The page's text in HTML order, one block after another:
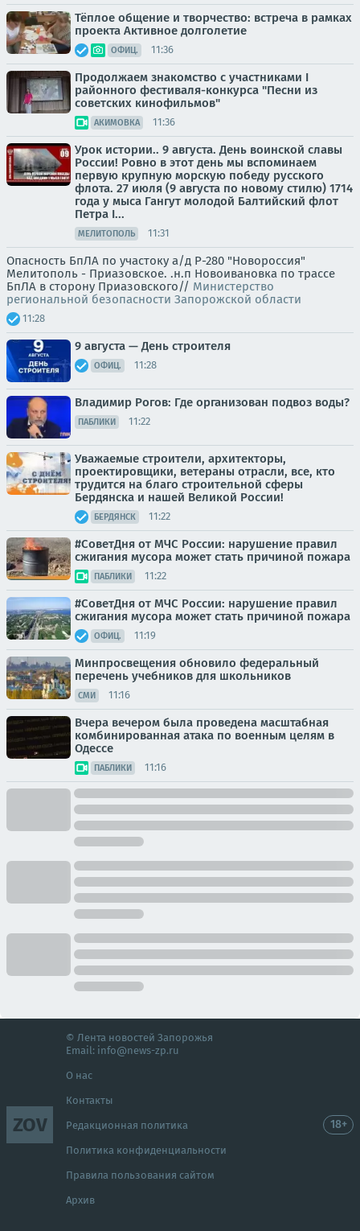
Тёплое общение и творчество: встреча в рамках
проекта Активное долголетие
ОФИЦ. 11:36
Продолжаем знакомство с участниками I
районного фестиваля-конкурса "Песни из
советских кинофильмов"
АКИМОВКА 11:36
Урок истории.. 9 августа. День воинской славы
России! Ровно в этот день мы вспоминаем
первую крупную морскую победу русского
флота. 27 июля (9 августа по новому стилю) 1714
года у мыса Гангут молодой Балтийский флот
Петра I...
МЕЛИТОПОЛЬ 11:31
Опасность БпЛА по участоку а/д Р-280 "Новороссия"
Мелитополь - Приазовское. .н.п Новоивановка по трассе
БпЛА в сторону Приазовского// Министерство
региональной безопасности Запорожской области
11:28
9 августа — День строителя
ОФИЦ. 11:28
Владимир Рогов: Где организован подвоз воды?
ПАБЛИКИ 11:22
Уважаемые строители, архитекторы,
проектировщики, ветераны отрасли, все, кто
трудится на благо строительной сферы
Бердянска и нашей Великой России!
БЕРДЯНСК 11:22
#СоветДня от МЧС России: нарушение правил
сжигания мусора может стать причиной пожара
ПАБЛИКИ 11:22
#СoвeтДня oт МЧС Рoссии: нарушение правил
сжигания мусора может стать причиной пожара
ОФИЦ. 11:19
Минпросвещения обновило федеральный
перечень учебников для школьников
СМИ 11:16
Вчера вечером была проведена масштабная
комбинированная атака по военным целям в
Одессе
ПАБЛИКИ 11:16
ZOV
© Лента новостей Запорожья
Email: info@news-zp.ru
О нас
Контакты
Редакционная политика
Политика конфиденциальности
Правила пользования сайтом
Архив
18+